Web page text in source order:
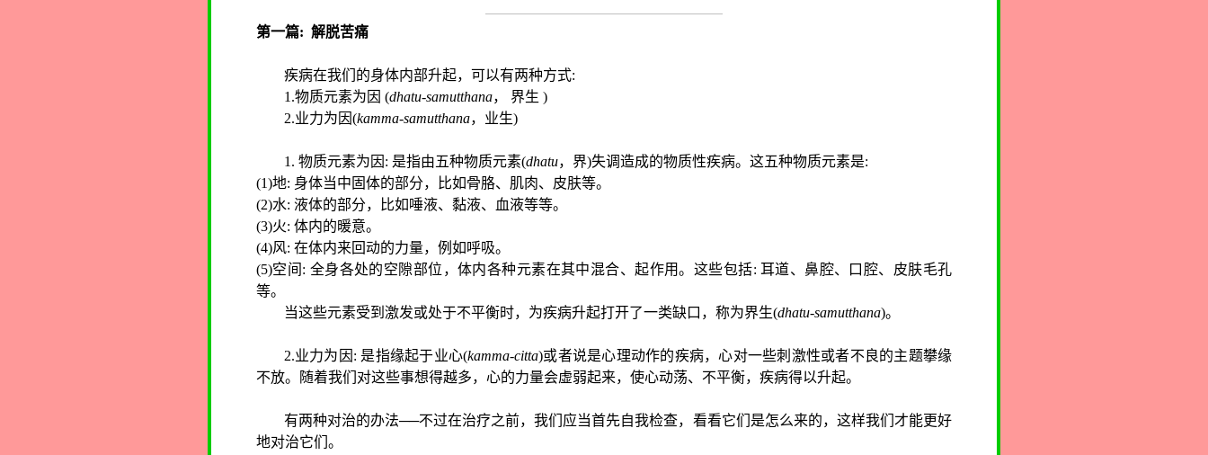
第一篇: 解脱苦痛
疾病在我们的身体内部升起，可以有两种方式:
1.物质元素为因 (dhatu-samutthana， 界生 )
2.业力为因(kamma-samutthana，业生)
1. 物质元素为因 : 是指由五种物质元素(dhatu，界)失调造成的物质性疾病。这五种物质元素是:
(1)地: 身体当中固体的部分，比如骨胳、肌肉、皮肤等。
(2)水: 液体的部分，比如唾液、黏液、血液等等。
(3)火: 体内的暖意。
(4)风: 在体内来回动的力量，例如呼吸。
(5)空间 : 全身各处的空隙部位，体内各种元素在其中混合、起作用。这些包括: 耳道、鼻腔、口腔、皮肤毛孔
等。
当这些元素受到激发或处于不平衡时，为疾病升起打开了一类缺口，称为界生(dhatu-samutthana)。
2.业力为因 : 是指缘起于业心(kamma-citta)或者说是心理动作的疾病，心对一些刺激性或者不良的主题攀缘
不放。随着我们对这些事想得越多，心的力量会虚弱起来，使心动荡、不平衡，疾病得以升起。
有两种对治的办法──不过在治疗之前，我们应当首先自我检查，看看它们是怎么来的，这样我们才能更好
地对治它们。